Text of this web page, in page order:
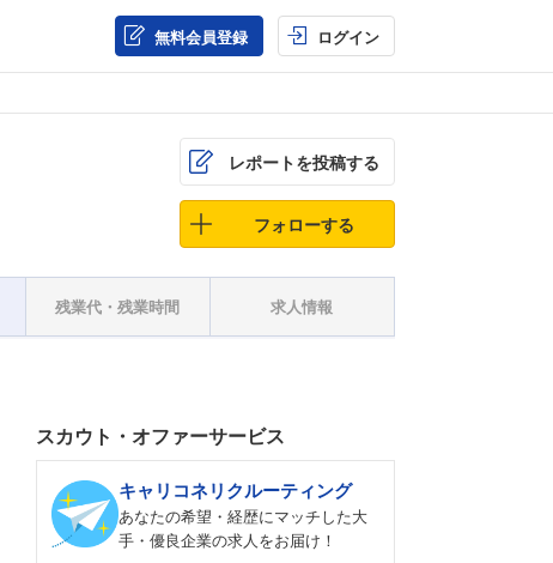
無料会員登録 ログイン
レポートを投稿する
フォローする
残業代・残業時間 求人情報
スカウト・オファーサービス
キャリコネリクルーティング
あなたの希望・経歴にマッチした大
手・優良企業の求人をお届け！